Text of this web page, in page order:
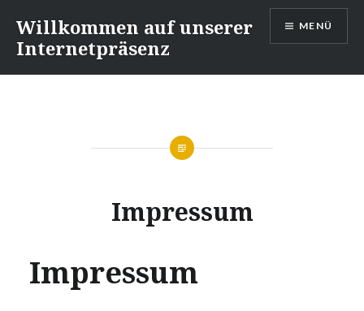
zum
Inhalt
Willkommen auf unserer
Internetpräsenz
MENÜ
Impressum
Impressum